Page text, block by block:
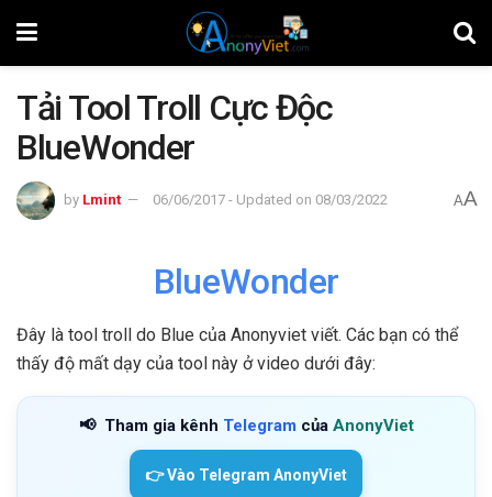
Tải Tool Troll Cực Độc
BlueWonder
by Lmint 06/06/2017 - Updated on 08/03/2022 AA
BlueWonder
Đây là tool troll do Blue của Anonyviet viết. Các bạn có thể
thấy độ mất dạy của tool này ở video dưới đây:
📢 Tham gia kênh Telegram của AnonyViet
👉 Vào Telegram AnonyViet